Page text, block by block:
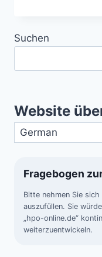
Suchen
Website
Fragebogen
Bitte nehmen Sie
auszufüllen. Sie
„hpo-online.de“
weiterzuentwickeln.